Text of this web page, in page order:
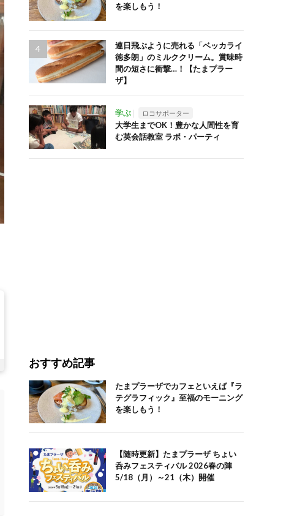
を楽しもう！
連日飛ぶように売れる「ベッカライ
徳多朗」のミルククリーム。賞味時
間の短さに衝撃…！【たまプラー
ザ】
学ぶ ロコサポーター
大学生までOK！豊かな人間性を育
む英会話教室 ラボ・パーティ
おすすめ記事
たまプラーザでカフェといえば『ラ
テグラフィック』至福のモーニング
を楽しもう！
【随時更新】たまプラーザ ちょい
呑みフェスティバル 2026春の陣
5/18（月）～21（木）開催